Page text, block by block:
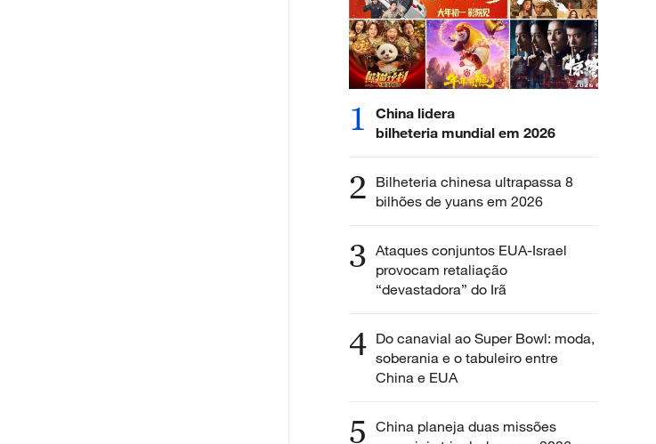
1
China lidera
bilheteria mundial em 2026
2 Bilheteria chinesa ultrapassa 8
bilhões de yuans em 2026
3 Ataques conjuntos EUA-Israel
provocam retaliação
“devastadora” do Irã
4 Do canavial ao Super Bowl: moda,
soberania e o tabuleiro entre
China e EUA
5 China planeja duas missões